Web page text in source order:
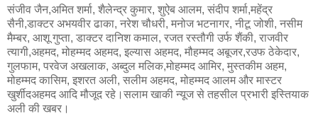
संजीव जैन,अमित शर्मा, शैलेन्द्र कुमार, शुऐब आलम, संदीप शर्मा,महेंद्र
सैनी,डाक्टर अभयवीर ढाका, नरेश चौधरी, मनोज भटनागर, नीटू जोशी, नसीम
मैम्बर, आशू गुप्ता, डाक्टर दानिश कमाल, रजत रस्तौगी उर्फ शैंकी, राजवीर
त्यागी,अहमद, मोहम्मद अहमद, इल्यास अहमद, मौहम्मद अबूजर,रउफ ठेकेदार,
गुलफाम, परवेज अखलाक, अब्दुल मलिक,मोहम्मद आमिर, मुस्तकीम अहम,
मोहम्मद कासिम, इशरत अली, सलीम अहमद, मोहम्मद आलम और मास्टर
खुर्शीदअहमद आदि मौजूद रहे।सलाम खाकी न्यूज से तहसील प्रभारी इस्तियाक
अली की खबर।